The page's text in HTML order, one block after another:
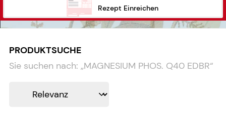
Rezept Einreichen
PRODUKTSUCHE
Sie suchen nach: „MAGNESIUM PHOS. Q40 EDBR“